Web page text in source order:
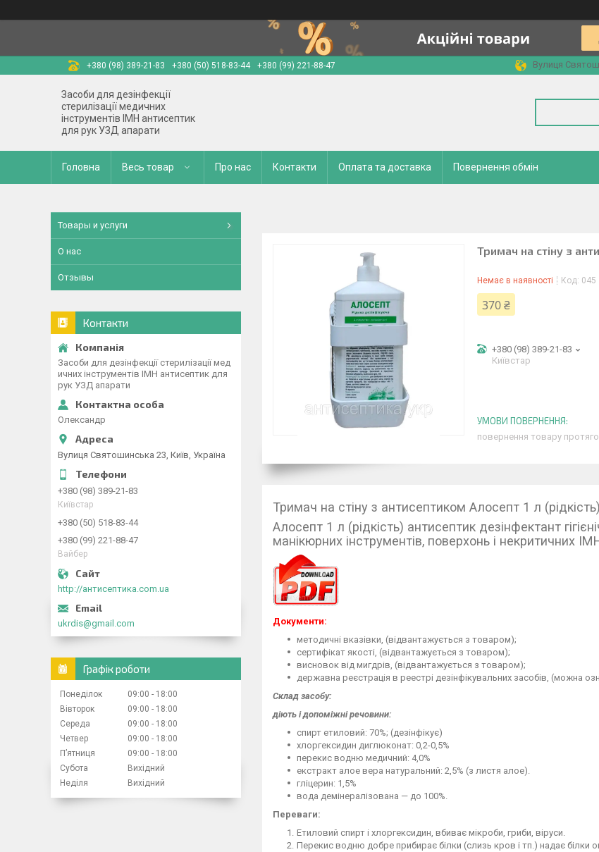
+380 (98) 389-21-83 +380 (50) 518-83-44 +380 (99) 221-88-47 Вулиця
Засоби для дезінфекції
стерилізації медичних
інструментів ІМН антисептик
для рук УЗД апарати
Головна Весь товар Про нас Контакти Оплата та доставка Повернення обмін
Тримач на стіну з
Немає в наявності Код: 045
370 ₴
+380 (98) 389-21-83
Київстар
повернення товару
Тримач на стіну з антисептиком Алосепт 1 л
Алосепт 1 л (рідкість) антисептик дезінфектант
манікюрних інструментів, поверхонь і некритичних
Документи:
методичні вказівки, (відвантажується з товаром);
сертифікат якості, (відвантажується з товаром);
висновок від мигдрів, (відвантажується з товаром);
державна реєстрація в реестрі дезінфікувальних засобів, (можна
Склад засобу:
діють ідопоміжніречовини:
спирт етиловий: 70%; (дезінфікує)
хлоргексидин диглюконат: 0,2-0,5%
перекис водню медичний: 4,0%
екстракт алое вера натуральний: 2,5% (з листя алое).
гліцерин: 1,5%
вода демінералізована — до 100%.
Переваги:
Етиловий спирт і хлоргексидин, вбиває мікроби, гриби, віруси.
Перекис водню добре прибирає білки (слизь кров і тп.) надає білки
Товары и услуги
О нас
Отзывы
Контакти
Засоби для дезінфекції стерилізації мед
ичних інструментів ІМН антисептик для
рук УЗД апарати
Олександр
Вулиця Святошинська 23, Київ, Україна
+380 (98) 389-21-83
Київстар
+380 (50) 518-83-44
+380 (99) 221-88-47
Вайбер
http://антисептика.com.ua
ukrdis@gmail.com
Графік роботи
Понеділок 09:00
18:00
Вівторок
09:00
18:00
Середа
09:00
18:00
Четвер
09:00
18:00
Пʼятниця
09:00
18:00
Субота
Вихідний
Неділя
Вихідний